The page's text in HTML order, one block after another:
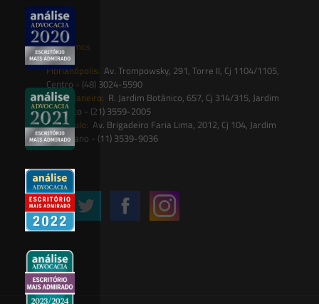
contato@saesadvogados.com.br
Onde estamos
Florianópolis: Av. Trompowsky, 291, Torre II, Cj 1104/1105,
Centro - (48) 3024-5590
Rio de Janeiro: R. Jardim Botânico, 657, Cj 314/315, Jardim
Botânico - (21) 3559-2005
São Paulo: Av. Brigadeiro Faria Lima, 2012, Cj 104, Jardim
Paulistano - (11) 3539-9036
Siga-nos